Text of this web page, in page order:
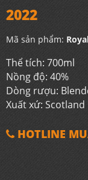
2022
Mã sản phẩm:
Thể tích: 700ml
Nồng độ: 40%
Dòng rượu:
Xuất xứ: Scotland
HOTLINE